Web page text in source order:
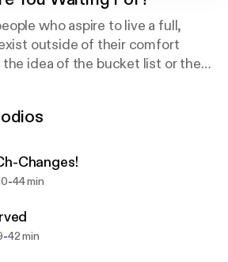
who aspire to live a full,
outside of their comfort
the idea of the bucket list or the
today. Do it now.....what are you
Changes!
-44 min
-42 min